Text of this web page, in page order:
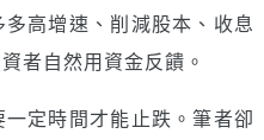
高增速、削減股本、收息
者自然用資金反饋。
定時間才能止跌。筆者卻